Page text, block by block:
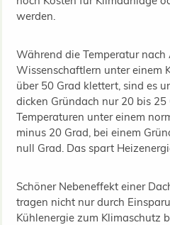
werden.
Während die Temperatur nach
Wissenschaftlern unter einem
über 50 Grad klettert, sind es
dicken Gründach nur 20 bis
Temperaturen unter einem
minus 20 Grad, bei einem
null Grad. Das spart
Schöner Nebeneffekt einer
tragen nicht nur durch
Kühlenergie zum Klimaschutz